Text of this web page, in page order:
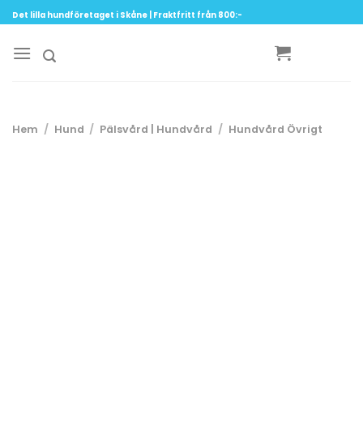
Skip
to
content
Det lilla hundföretaget i Skåne | Fraktfritt från 800:-
Hem / Hund / Pälsvård | Hundvård / Hundvård Övrigt